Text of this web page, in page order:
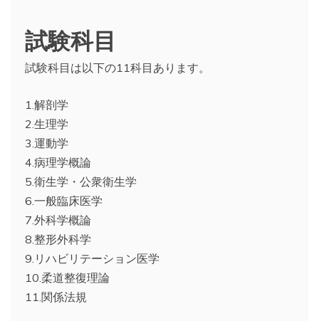
試験科目
試験科目は以下の11科目あります。
1.解剖学
2.生理学
3.運動学
4.病理学概論
5.衛生学・公衆衛生学
6.一般臨床医学
7.外科学概論
8.整形外科学
9.リハビリテーション医学
10.柔道整復理論
11.関係法規